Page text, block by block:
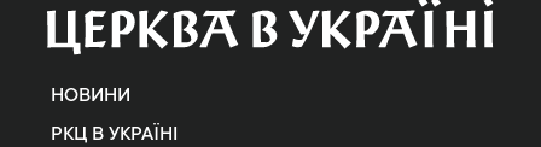
НОВИНИ
РКЦ В УКРАЇНІ